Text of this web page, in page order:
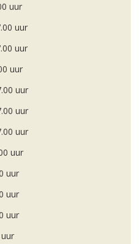
uur
uur
uur
uur
uur
uur
uur
uur
uur
uur
uur